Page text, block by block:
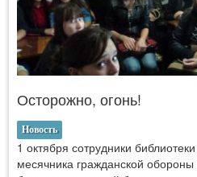
Осторожно, огонь!
Новость
1 октября сотрудники
месячника гражданской